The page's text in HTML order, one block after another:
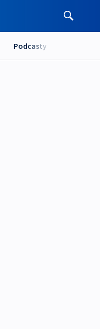
Podcasty